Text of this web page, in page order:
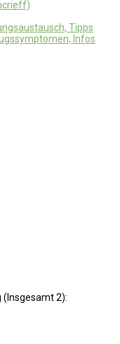
Tipps
Infos
2):